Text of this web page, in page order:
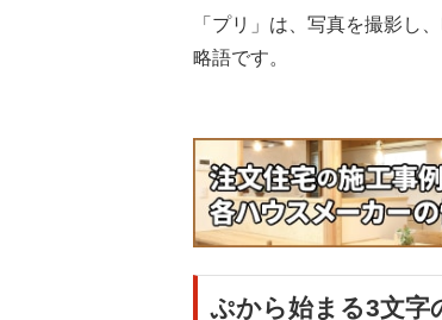
「プリ」は、写真を撮影し
略語です。
ぷから始まる3文字